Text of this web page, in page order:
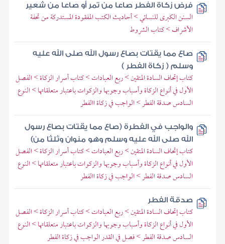
فرض زكاة الفطر صاعا من تمر أو صاعا من شعير
السنن الكبرى للنسائي > أحاديث الكتب المفقودة المستدركة من تحفة
الأشراف > كتاب الشروط
صاع مما يقتات بصاع رسول الله صلى الله عليه
وسلم ( زكاة الفطر )
كتاب إتحاف السادة المتقين > ربع العبادات > كتاب أسرار الزكاة > الفصل
الأول في أنواع الزكاة وأسباب وجوبها والزكوات باعتبار متعلقاتها > النوع
السادس صدقة الفطر > الواجب في زكاة االفطر
والواجب في الفطرة (صاع مما يقتات بصاع رسول
الله صلى الله عليه وسلم وهو منوان وثلثا من)
كتاب إتحاف السادة المتقين > ربع العبادات > كتاب أسرار الزكاة > الفصل
الأول في أنواع الزكاة وأسباب وجوبها والزكوات باعتبار متعلقاتها > النوع
السادس صدقة الفطر > الواجب في زكاة االفطر
صدقة الفطر
كتاب إتحاف السادة المتقين > ربع العبادات > كتاب أسرار الزكاة > الفصل
الأول في أنواع الزكاة وأسباب وجوبها والزكوات باعتبار متعلقاتها > النوع
السادس صدقة الفطر > فصل في القدر الواجب في زكاة الفطر